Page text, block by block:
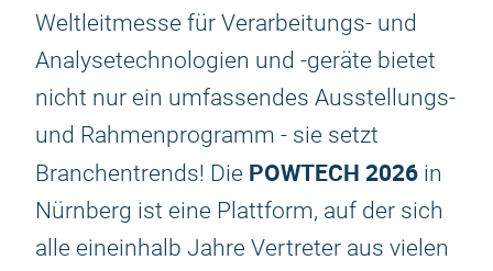
Weltleitmesse für Verarbeitungs- und
Analysetechnologien und -geräte bietet
nicht nur ein umfassendes Ausstellungs-
und Rahmenprogramm - sie setzt
Branchentrends! Die POWTECH 2026 in
Nürnberg ist eine Plattform, auf der sich
alle eineinhalb Jahre Vertreter aus vielen